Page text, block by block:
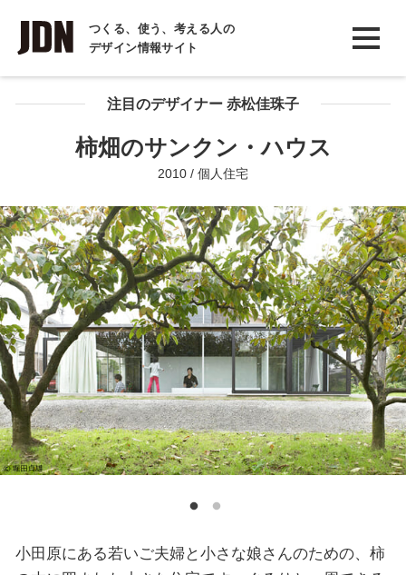
つくる、使う、考える人の
デザイン情報サイト
INTERVIEW
インタビュー
REPORT注目のデザイナー 赤松佳珠子
柿畑のサンクン・ハウス
2010 / 個人住宅
小田原にある若いご夫婦と小さな娘さんのための、柿